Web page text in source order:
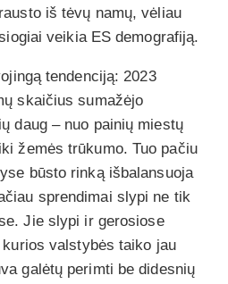
iš tėvų namų, vėliau
veikia ES demografiją.
tendenciją: 2023
skaičius sumažėjo
daug – nuo painių miestų
žemės trūkumo. Tuo pačiu
būsto rinką išbalansuoja
sprendimai slypi ne tik
Jie slypi ir gerosiose
valstybės taiko jau
galėtų perimti be didesnių